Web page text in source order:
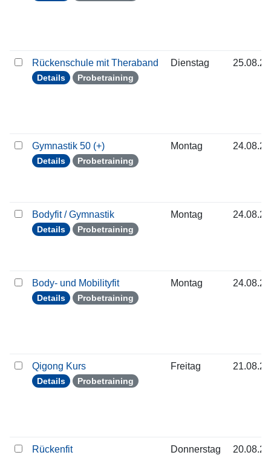
Rückenschule mit Theraband
Details Probetraining
Dienstag
Gymnastik 50 (+)
Details Probetraining
Montag
Bodyfit / Gymnastik
Details Probetraining
Montag
Body- und Mobilityfit
Details Probetraining
Montag
Qigong Kurs
Details Probetraining
Freitag
Rückenfit Donnerstag